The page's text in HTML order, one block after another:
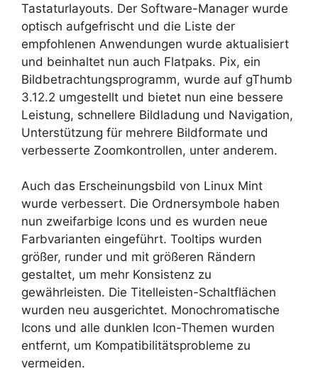
Tastaturlayouts. Der Software-Manager wurde
optisch aufgefrischt und die Liste der
empfohlenen Anwendungen wurde aktualisiert
und beinhaltet nun auch Flatpaks. Pix, ein
Bildbetrachtungsprogramm, wurde auf gThumb
3.12.2 umgestellt und bietet nun eine bessere
Leistung, schnellere Bildladung und Navigation,
Unterstützung für mehrere Bildformate und
verbesserte Zoomkontrollen, unter anderem.
Auch das Erscheinungsbild von Linux Mint
wurde verbessert. Die Ordnersymbole haben
nun zweifarbige Icons und es wurden neue
Farbvarianten eingeführt. Tooltips wurden
größer, runder und mit größeren Rändern
gestaltet, um mehr Konsistenz zu
gewährleisten. Die Titelleisten-Schaltflächen
wurden neu ausgerichtet. Monochromatische
Icons und alle dunklen Icon-Themen wurden
entfernt, um Kompatibilitätsprobleme zu
vermeiden.